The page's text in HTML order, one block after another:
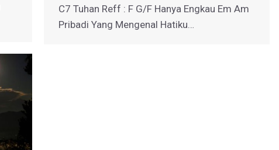
C7 Tuhan Reff : F G/F Hanya Engkau Em Am
Pribadi Yang Mengenal Hatiku…